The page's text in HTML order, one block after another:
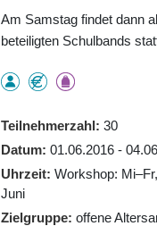
Am Samstag findet dann
beteiligten Schulbands
Teilnehmerzahl 30
Datum 01.06.2016 -
Uhrzeit Workshop:
Juni
Zielgruppe offene